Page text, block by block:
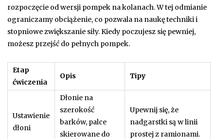
rozpoczęcie od wersji pompek na kolanach. W tej odmianie
ograniczamy obciążenie, co pozwala na naukę techniki i
stopniowe zwiększanie siły. Kiedy poczujesz się pewniej,
możesz przejść do pełnych pompek.
Etap
ćwiczenia
Opis Tipy
Ustawienie
dłoni
Dłonie na
szerokość
barków, palce
skierowane do
Upewnij się, że
nadgarstki są w linii
prostej z ramionami.